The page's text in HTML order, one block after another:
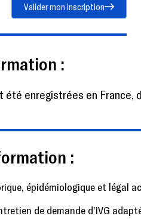
Valider mon inscription
:
été enregistrées en
:
épidémiologique et légal
de demande d’IVG